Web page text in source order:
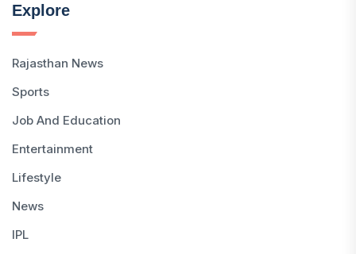
Explore
Rajasthan News
Sports
Job And Education
Entertainment
Lifestyle
News
IPL